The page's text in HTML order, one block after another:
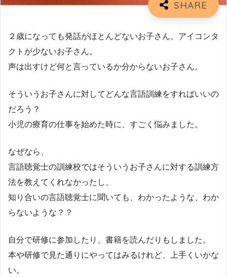
２歳になっても発話がほとんどないお子さん。アイコンタ
クトが少ないお子さん。
声は出すけど何と言っているか分からないお子さん。
そういうお子さんに対してどんな言語訓練をすればいいの
だろう？
小児の療育の仕事を始めた時に、すごく悩みました。
なぜなら、
言語聴覚士の訓練校ではそういうお子さんに対する訓練方
法を教えてくれなかったし、
知り合いの言語聴覚士に聞いても、わかったような、わか
らないような？？
自分で研修に参加したり、書籍を読んだりもしました。
本や研修で見た通りにやってはみるけれど、上手くいかな
い。